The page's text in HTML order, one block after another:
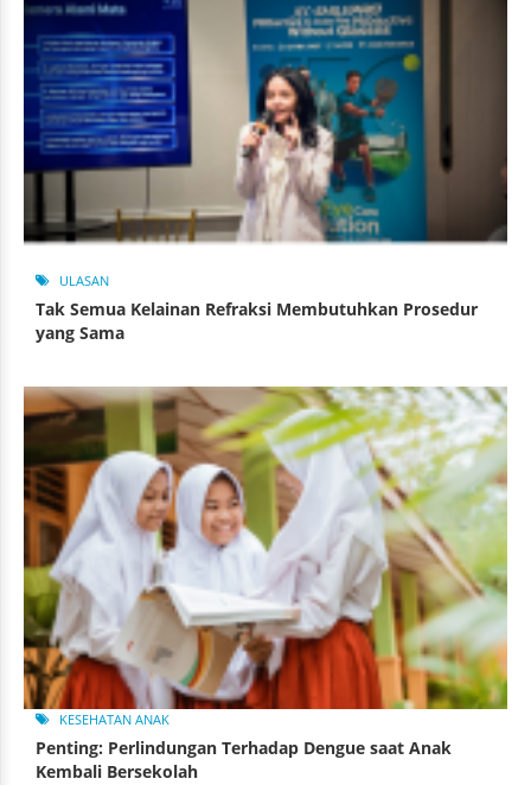
ULASAN
Tak Semua Kelainan Refraksi Membutuhkan Prosedur
yang Sama
KESEHATAN ANAK
Penting: Perlindungan Terhadap Dengue saat Anak
Kembali Bersekolah